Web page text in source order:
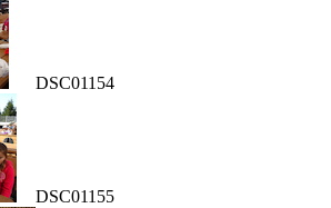
DSC01154
DSC01155